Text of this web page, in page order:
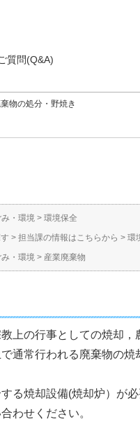
物の処分・野焼き
み・環境 > 環境保全
> 担当課の情報はこちらから > 環
み・環境 > 産業廃棄物
上の行事としての焼却
通常行われる廃棄物の
る焼却設備(焼却炉）が
わせください。